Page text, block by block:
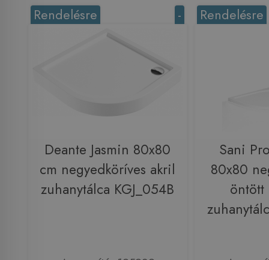
-
Rendelésre
Deante Jasmin 80x80
cm negyedköríves akril
zuhanytálca KGJ_054B
Rendelésre
Sani
80x80
öntött